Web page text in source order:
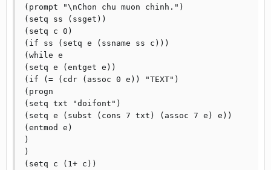
(prompt "\nChon chu muon chinh.")
(setq ss (ssget))
(setq c 0)
(if ss (setq e (ssname ss c)))
(while e
(setq e (entget e))
(if (= (cdr (assoc 0 e)) "TEXT")
(progn
(setq txt "doifont")
(setq e (subst (cons 7 txt) (assoc 7 e) e))
(entmod e)
)
)
(setq c (1+ c))